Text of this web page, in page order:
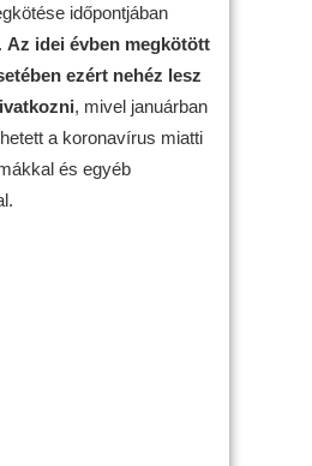
időpontjában
Az idei évben megkötött
ezért nehéz lesz
, mivel januárban
a koronavírus miatti
és egyéb